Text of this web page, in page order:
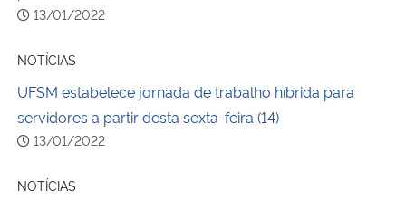
13/01/2022
NOTÍCIAS
UFSM estabelece jornada de trabalho híbrida para
servidores a partir desta sexta-feira (14)
13/01/2022
NOTÍCIAS